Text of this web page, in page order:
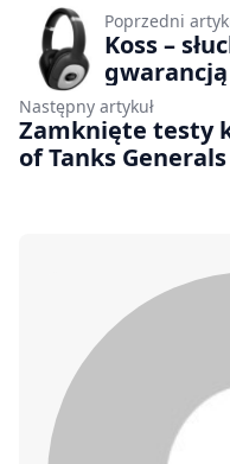
Poprzedni
Koss –
gwarancją
Następny artykuł
Zamknięte testy
of Tanks Generals